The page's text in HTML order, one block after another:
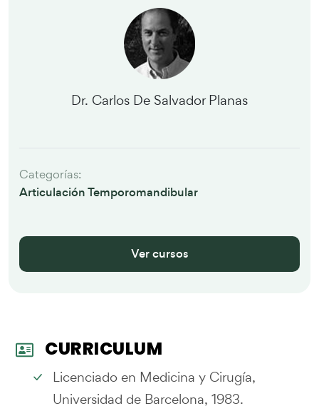
Dr. Carlos De Salvador Planas
Categorías:
Articulación Temporomandibular
Ver cursos
CURRICULUM
Licenciado en Medicina y Cirugía,
Universidad de Barcelona, 1983.